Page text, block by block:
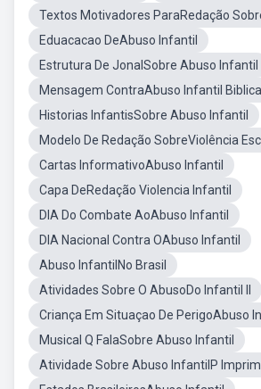
Textos Motivadores ParaRedação
Eduacacao DeAbuso Infantil
Estrutura De JonalSobre Abuso Infantil
Mensagem ContraAbuso Infantil Biblica
Historias InfantisSobre Abuso Infantil
Modelo De Redação SobreViolência
Cartas InformativoAbuso Infantil
Capa DeRedação Violencia Infantil
DIA Do Combate AoAbuso Infantil
DIA Nacional Contra OAbuso Infantil
Abuso InfantilNo Brasil
Atividades Sobre O AbusoDo Infantil II
Criança Em Situaçao De PerigoAbuso
Musical Q FalaSobre Abuso Infantil
Atividade Sobre Abuso InfantilP